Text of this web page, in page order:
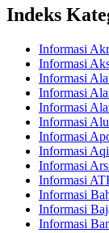
Indeks
Informasi
Informasi
Informasi
Informasi
Informasi
Informasi
Informasi
Informasi
Informasi
Informasi
Informasi
Informasi
Informasi